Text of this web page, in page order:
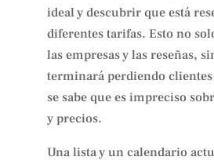
ideal y descubrir que está
diferentes tarifas. Esto no
las empresas y las reseñas,
terminará perdiendo
se sabe que es impreciso
y precios.
Una lista y un calendario